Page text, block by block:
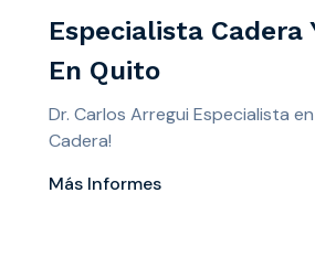
Especialista Cadera
En Quito
Dr. Carlos Arregui Especialista
Cadera!
Más Informes